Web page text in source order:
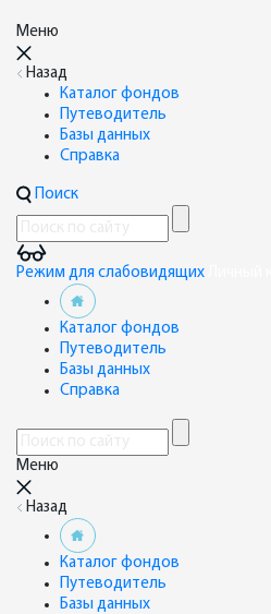
Меню
Назад
Каталог фондов
Путеводитель
Базы данных
Справка
Поиск
Режим для слабовидящих
Каталог фондов
Путеводитель
Базы данных
Справка
Меню
Назад
Каталог фондов
Путеводитель
Базы данных